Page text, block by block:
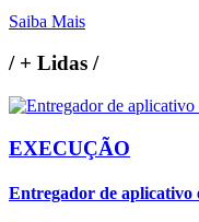
Saiba Mais
/+ Lidas /
EXECUÇÃO
Entregador de aplicativo